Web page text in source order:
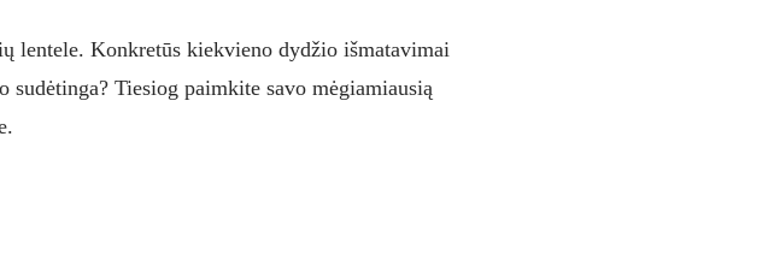
lentele. Konkretūs kiekvieno dydžio išmatavimai
Tiesiog paimkite savo mėgiamiausią